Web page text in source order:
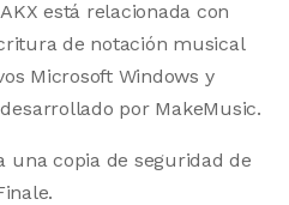
está relacionada con
de notación musical
Microsoft Windows y
por MakeMusic.
una copia de seguridad de